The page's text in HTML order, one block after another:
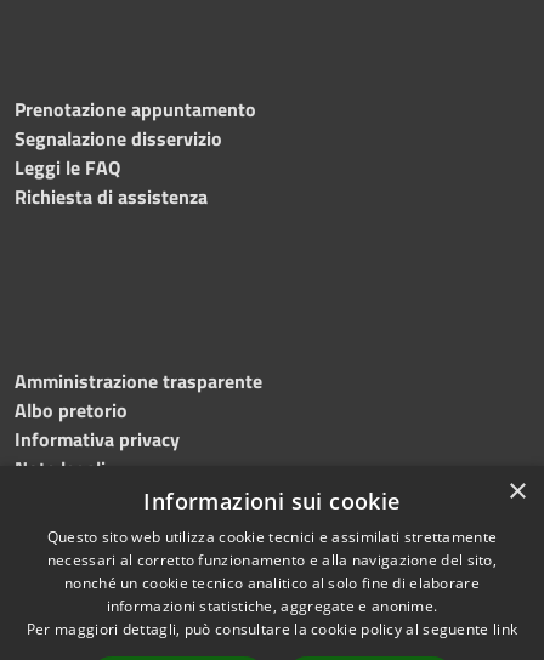
Prenotazione appuntamento
Segnalazione disservizio
Leggi le FAQ
Richiesta di assistenza
Amministrazione trasparente
Albo pretorio
Informativa privacy
Note legali
Dichiarazione di accessibilità
Accessibilità
Copyright © 2026 • Comune di
Roncade • Powered by
×
Informazioni sui cookie
Questo sito web utilizza cookie tecnici e assimilati strettamente
necessari al corretto funzionamento e alla navigazione del sito,
nonché un cookie tecnico analitico al solo fine di elaborare
informazioni statistiche, aggregate e anonime.
Per maggiori dettagli, può consultare la cookie policy al seguente link